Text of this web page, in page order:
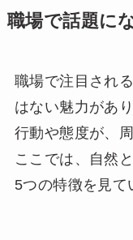
職場で話題に
職場で注目され
はない魅力があ
行動や態度が、
ここでは、自然
5つの特徴を見て